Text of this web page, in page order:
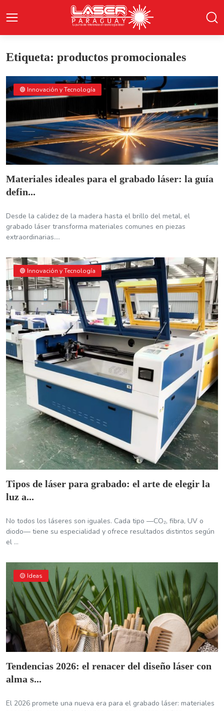
Etiqueta: productos promocionales
🟢 Innovación y Tecnología
Materiales ideales para el grabado láser: la guía
defin...
Desde la calidez de la madera hasta el brillo del metal, el
grabado láser transforma materiales comunes en piezas
extraordinarias....
🟢 Innovación y Tecnología
Tipos de láser para grabado: el arte de elegir la
luz a...
No todos los láseres son iguales. Cada tipo —CO₂, fibra, UV o
diodo— tiene su especialidad y ofrece resultados distintos según
el ...
🟡 Ideas
Tendencias 2026: el renacer del diseño láser con
alma s...
El 2026 promete una nueva era para el grabado láser: materiales